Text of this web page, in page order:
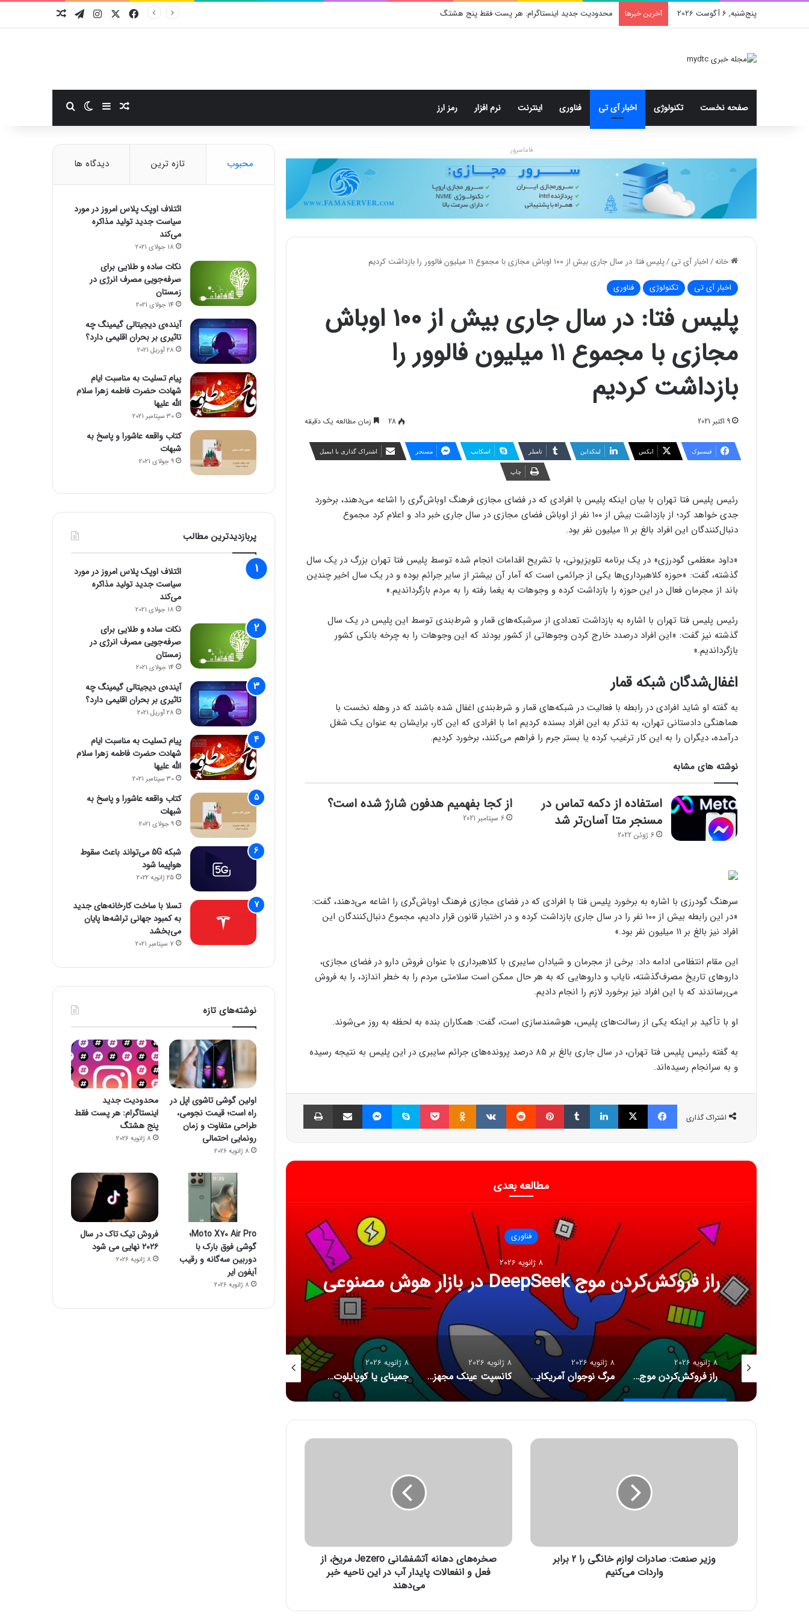
پنج‌شنبه, 6 آگوست 2026 آخرین خبرها Moto X70 Air Pro؛ گوشی فوق بارک با دوربین سه‌گانه و رقیب آیفون ایر فیسبوکایکس اینستاگرام
تلگرام
صفحه نخست تکنولوژی اخبار آی تی فناوری اینترنت نرم افزار رمز ارز نوشته تصادفی
سایدبارتغییر پوسته
فاماسرور
خانه/اخبار آی تی/پلیس فتا: در سال جاری بیش از ۱۰۰ اوباش مجازی با مجموع ۱۱ میلیون فالوور را بازداشت کردیم
اخبار آی تی تکنولوژی فناوری
پلیس فتا: در سال جاری بیش از ۱۰۰ اوباش
مجازی با مجموع ۱۱ میلیون فالوور را
بازداشت کردیم
9 اکتبر 2021 28 زمان مطالعه یک دقیقه
فیسبوک ایکس لینکداین تامبلر اسکایپ مسنجر اشتراک گذاری با ایمیل
چاپ
رئیس پلیس فتا تهران با بیان اینکه پلیس با افرادی که در فضای مجازی فرهنگ اوباش‌گری را اشاعه می‌دهند، برخورد
جدی خواهد کرد؛ از بازداشت بیش از ۱۰۰ نفر از اوباش فضای مجازی در سال جاری خبر داد و اعلام کرد مجموع
دنبال‌کنندگان این افراد بالغ بر ۱۱ میلیون نفر بود.
«داود معظمی گودرزی» در یک برنامه تلویزیونی، با تشریح اقدامات انجام شده توسط پلیس فتا تهران بزرگ در یک سال
گذشته، گفت: «حوزه کلاهبرداری‌ها یکی از جرائمی است که آمار آن بیشتر از سایر جرائم بوده و در یک سال اخیر چندین
باند از مجرمان فعال در این حوزه را بازداشت کرده و وجوهات به یغما رفته را به مردم بازگرداندیم.»
رئیس پلیس فتا تهران با اشاره به بازداشت تعدادی از سرشبکه‌های قمار و شرط‌بندی توسط این پلیس در یک سال
گذشته نیز گفت: «این افراد درصدد خارج کردن وجوهاتی از کشور بودند که این وجوهات را به چرخه بانکی کشور
بازگرداندیم.»
اغفال‌شدگان شبکه قمار
به گفته او شاید افرادی در رابطه با فعالیت در شبکه‌های قمار و شرط‌بندی اغفال شده باشند که در وهله نخست با
هماهنگی دادستانی تهران، به تذکر به این افراد بسنده کردیم اما با افرادی که این کار، برایشان به عنوان یک شغل
درآمده، دیگران را به این کار ترغیب کرده یا بستر جرم را فراهم می‌کنند، برخورد کردیم.
نوشته های مشابه
استفاده از دکمه تماس در
مسنجر متا آسان‌تر شد
6 ژوئن 2022
از کجا بفهمیم هدفون شارژ شده است؟
6 سپتامبر 2021
سرهنگ گودرزی با اشاره به برخورد پلیس فتا با افرادی که در فضای مجازی فرهنگ اوباش‌گری را اشاعه می‌دهند، گفت:
«در این رابطه بیش از ۱۰۰ نفر را در سال جاری بازداشت کرده و در اختیار قانون قرار دادیم، مجموع دنبال‌کنندگان این
افراد نیز بالغ بر ۱۱ میلیون نفر بود.»
این مقام انتظامی ادامه داد: برخی از مجرمان و شیادان سایبری با کلاهبرداری با عنوان فروش دارو در فضای مجازی،
داروهای تاریخ مصرف‌گذشته،‌ نایاب و داروهایی که به هر حال ممکن است سلامتی مردم را به خطر اندازد، را به فروش
می‌رساندند که با این افراد نیز برخورد لازم را انجام دادیم.
او با تأکید بر اینکه یکی از رسالت‌های پلیس، هوشمندسازی است، گفت: همکاران بنده به لحظه به روز می‌شوند.
به گفته رئیس پلیس فتا تهران، در سال جاری بالغ بر ۸۵ درصد پرونده‌های جرائم سایبری در این پلیس به نتیجه رسیده
و به سرانجام رسیده‌اند.
اشتراک گذاری
فیسبوک ایکس لینکداین تامبلر پینتریست Reddit
VKontakte
Odnoklassniki پاکت اسکایپ مسنجر اشتراک گذاری با ایمیل
مطالعه بعدی
فناوری
8 ژانویه 2026
راز فروکش‌کردن موج DeepSeek در بازار هوش مصنوعی مرگ نوجوان آمریکایی پس از
8 ژانویه 2026
راز فروکش‌کردن موج DeepSeek در بازار هوش مصنوعی
8 ژانویه 2026
مرگ نوجوان آمریکایی پس از دریافت توصیه‌های خطرناک از ChatGPT
8 ژانویه 2026
کانسپت عینک مجهز به هوش مصنوعی رونمایی شد
8 ژانویه 2026
جمینای یا کوپایلوت؟ مقایسه دو چت‌بات قدرتمند هوش مصنوعی
8 ژانویه 2026
و
:
ا
وزیر صنعت: صادرات لوازم خانگی را 2 برابر
واردات می‌کنیم
ص
ه
ت
صخره‌های دهانه آتشفشانی Jezero مریخ، از
فعل و انفعالات پایدار آب در این ناحیه خبر
می‌دهند
محبوب تازه ترین دیدگاه ها
ائتلاف اوپک پلاس امروز در مورد
سیاست جدید تولید مذاکره
می‌کند
18 جولای 2021
نکات ساده و طلایی برای
صرفه‌جویی مصرف انرژی در
زمستان
14 جولای 2021
آینده‌ی دیجیتالی گیمینگ چه
تاثیری بر بحران اقلیمی دارد؟
28 آوریل 2021
پیام تسلیت به مناسبت ایام
شهادت حضرت فاطمه زهرا سلام
الله علیها
30 سپتامبر 2021
کتاب واقعه عاشورا و پاسخ به
شبهات
9 جولای 2021
پربازدیدترین مطالب
ائتلاف اوپک پلاس امروز در مورد
سیاست جدید تولید مذاکره
می‌کند
18 جولای 2021
نکات ساده و طلایی برای
صرفه‌جویی مصرف انرژی در
زمستان
14 جولای 2021
آینده‌ی دیجیتالی گیمینگ چه
تاثیری بر بحران اقلیمی دارد؟
28 آوریل 2021
پیام تسلیت به مناسبت ایام
شهادت حضرت فاطمه زهرا سلام
الله علیها
30 سپتامبر 2021
کتاب واقعه عاشورا و پاسخ به
شبهات
9 جولای 2021
شبکه 5G می‌تواند باعث سقوط
هواپیما شود
25 ژانویه 2022
تسلا با ساخت کارخانه‌های جدید
به کمبود جهانی تراشه‌ها پایان
می‌بخشد
7 سپتامبر 2021
نوشته‌های تازه
اولین گوشی تاشوی اپل در
راه است؛ قیمت نجومی،
طراحی متفاوت و زمان
رونمایی احتمالی
8 ژانویه 2026
محدودیت جدید
اینستاگرام: هر پست فقط
پنج هشتگ
8 ژانویه 2026
Moto X70 Air Pro؛
گوشی فوق بارک با
دوربین سه‌گانه و رقیب
آیفون ایر
8 ژانویه 2026
فروش تیک تاک در سال
۲۰۲۶ نهایی می شود
8 ژانویه 2026